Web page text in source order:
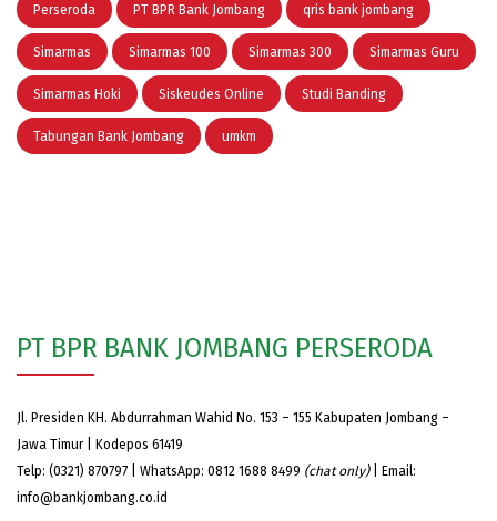
Perseroda PT BPR Bank Jombang qris bank jombang
Simarmas Simarmas 100 Simarmas 300 Simarmas Guru
Simarmas Hoki Siskeudes Online Studi Banding
Tabungan Bank Jombang umkm
PT BPR BANK JOMBANG PERSERODA
Jl. Presiden KH. Abdurrahman Wahid No. 153 – 155 Kabupaten Jombang –
Jawa Timur | Kodepos 61419
Telp: (0321) 870797 | WhatsApp: 0812 1688 8499 (chat only)| Email:
info@bankjombang.co.id